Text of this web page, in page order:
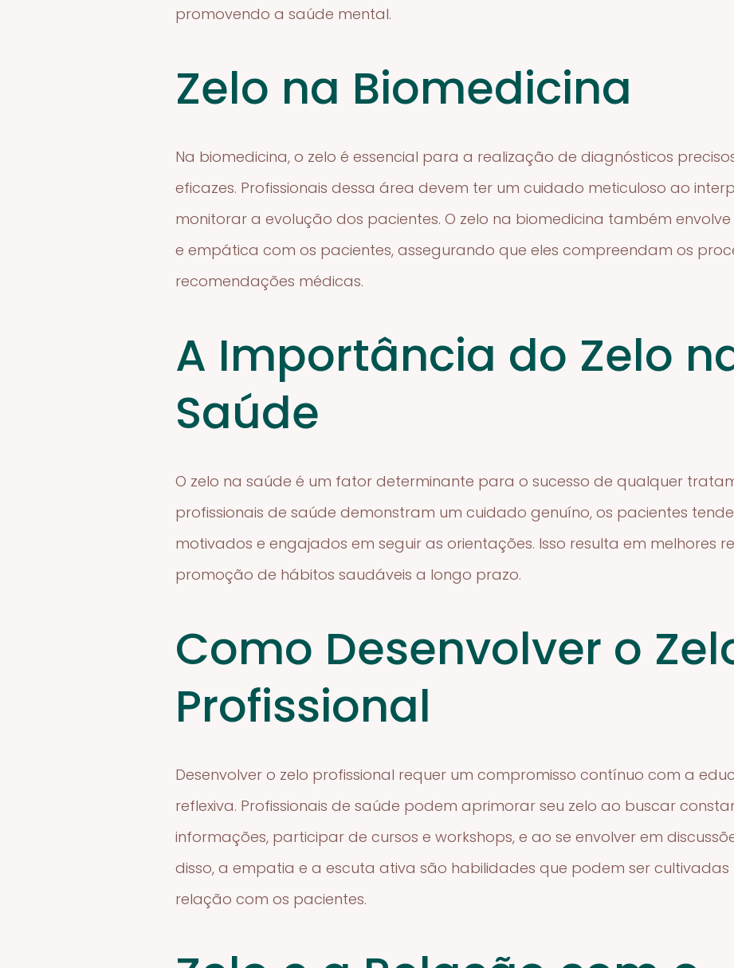
promovendo a saúde mental.
Zelo na Biomedicina
Na biomedicina, o zelo é essencial para a realização de diagnósticos
eficazes. Profissionais dessa área devem ter um cuidado meticuloso ao
monitorar a evolução dos pacientes. O zelo na biomedicina também
e empática com os pacientes, assegurando que eles compreendam os
recomendações médicas.
A Importância do Zelo
Saúde
O zelo na saúde é um fator determinante para o sucesso de qualquer
profissionais de saúde demonstram um cuidado genuíno, os pacientes
motivados e engajados em seguir as orientações. Isso resulta em melhores
promoção de hábitos saudáveis a longo prazo.
Como Desenvolver o
Profissional
Desenvolver o zelo profissional requer um compromisso contínuo com a
reflexiva. Profissionais de saúde podem aprimorar seu zelo ao buscar
informações, participar de cursos e workshops, e ao se envolver em
disso, a empatia e a escuta ativa são habilidades que podem ser
relação com os pacientes.